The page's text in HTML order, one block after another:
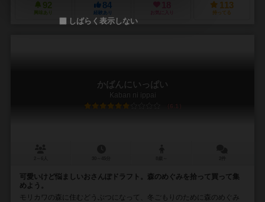
92
興味あり
84
経験あり
113
持ってる
かばんにいっぱい
Kaban ni ippai
6.1
可愛いけど悩ましいおさんぽドラフト。森のめぐみを拾って買って集
めよう。
モリカワの森に住むどうぶつになって、冬ごもりのために森のめぐみ
しばらく表示しない